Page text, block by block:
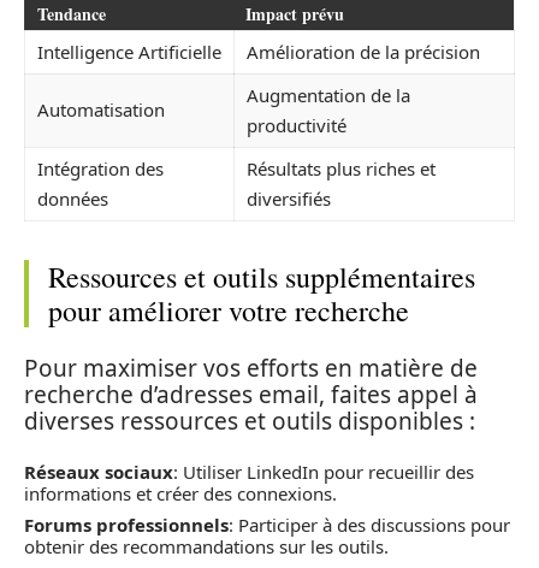
Tendance Impact prévu
Intelligence Artificielle Amélioration de la précision
Automatisation
Augmentation de la
productivité
Intégration des
données
Résultats plus riches et
diversifiés
Ressources et outils supplémentaires
pour améliorer votre recherche
Pour maximiser vos efforts en matière de
recherche d’adresses email, faites appel à
diverses ressources et outils disponibles :
Réseaux sociaux: Utiliser LinkedIn pour recueillir des
informations et créer des connexions.
Forums professionnels: Participer à des discussions pour
obtenir des recommandations sur les outils.